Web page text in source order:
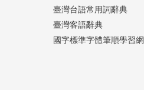
臺灣台語常用詞辭典
臺灣客語辭典
國字標準字體筆順學習網